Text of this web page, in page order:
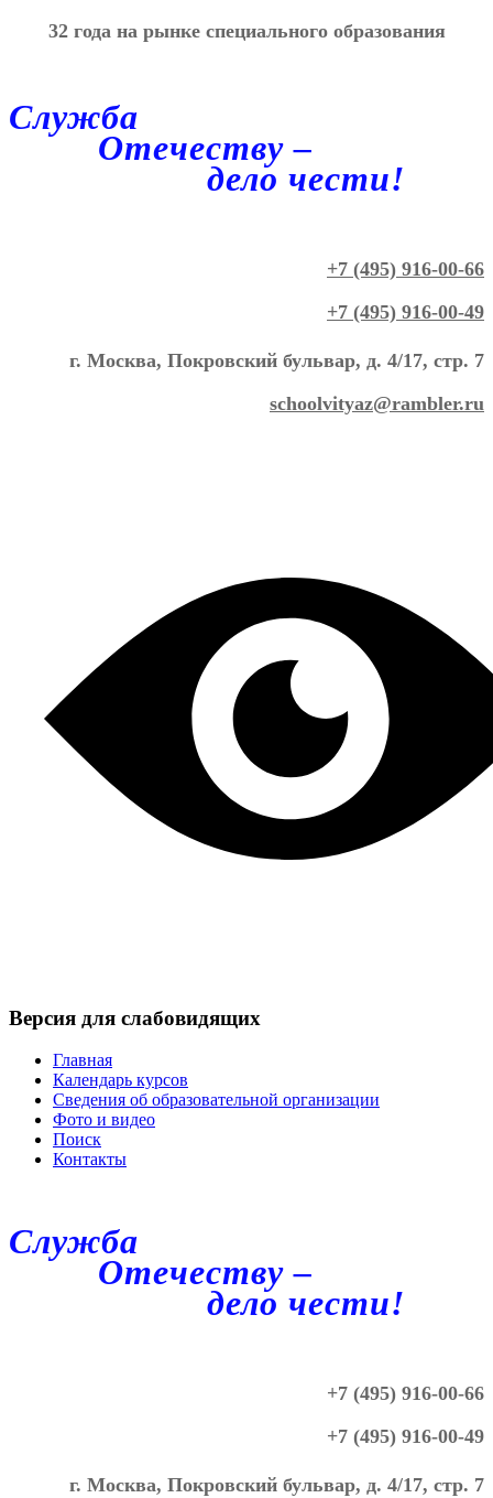
32 года на рынке специального образования
Служба
Отечеству –
дело чести!
+7 (495) 916-00-66
+7 (495) 916-00-49
г. Москва, Покровский бульвар, д. 4/17, стр. 7
schoolvityaz@rambler.ru
Версия для слабовидящих
Главная
Календарь курсов
Сведения об образовательной организации
Фото и видео
Поиск
Контакты
Служба
Отечеству –
дело чести!
+7 (495) 916-00-66
+7 (495) 916-00-49
г. Москва, Покровский бульвар, д. 4/17, стр. 7